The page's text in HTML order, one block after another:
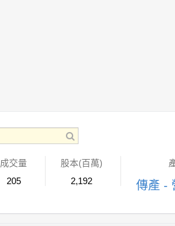
成交量
205
股本(百萬)
2,192
傳產 -